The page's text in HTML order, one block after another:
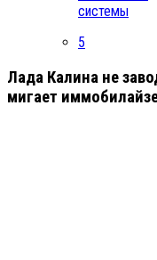
системы
5
Лада Калина не
мигает